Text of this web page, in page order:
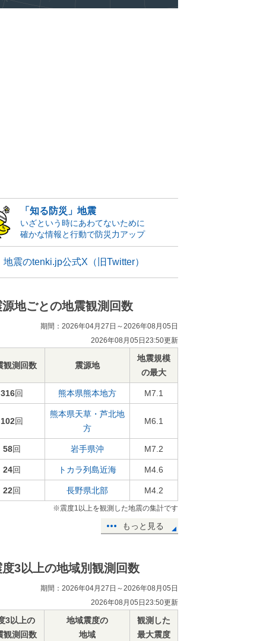
「知る防災」地震
いざという時にあわてないために
確かな情報と行動で防災力アップ
地震のtenki.jp公式X（旧Twitter）
源地ごとの地震観測回数
期間：2026年04月27日～2026年08月05日
2026年08月05日23:50更新
観測回数 震源地
地震規模
の最大
316回 熊本県熊本地方 M7.1
102回
熊本県天草・芦北地
方
M6.1
58回 岩手県沖 M7.2
24回 トカラ列島近海 M4.6
22回 長野県北部 M4.2
※震度1以上を観測した地震の集計です
もっと見る
度3以上の地域別観測回数
期間：2026年04月27日～2026年08月05日
2026年08月05日23:50更新
3以上の
観測回数
地域震度の
地域
観測した
最大震度